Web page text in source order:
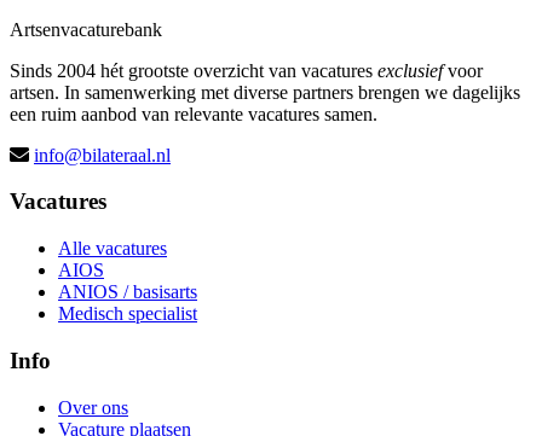
Artsenvacaturebank
Sinds 2004 hét grootste overzicht van vacatures exclusiefvoor
artsen. In samenwerking met diverse partners brengen we dagelijks
een ruim aanbod van relevante vacatures samen.
info@bilateraal.nl
Vacatures
Alle vacatures
AIOS
ANIOS / basisarts
Medisch specialist
Info
Over ons
Vacature plaatsen